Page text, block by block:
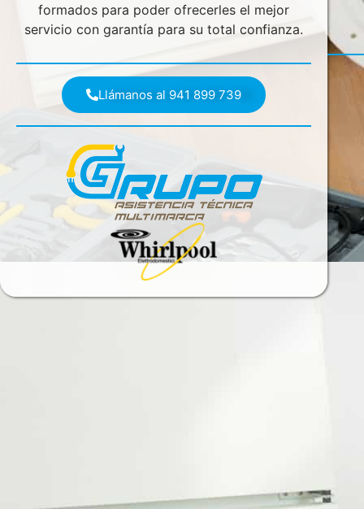
formados para poder ofrecerles el mejor
servicio con garantía para su total confianza.
Llámanos al 941 899 739